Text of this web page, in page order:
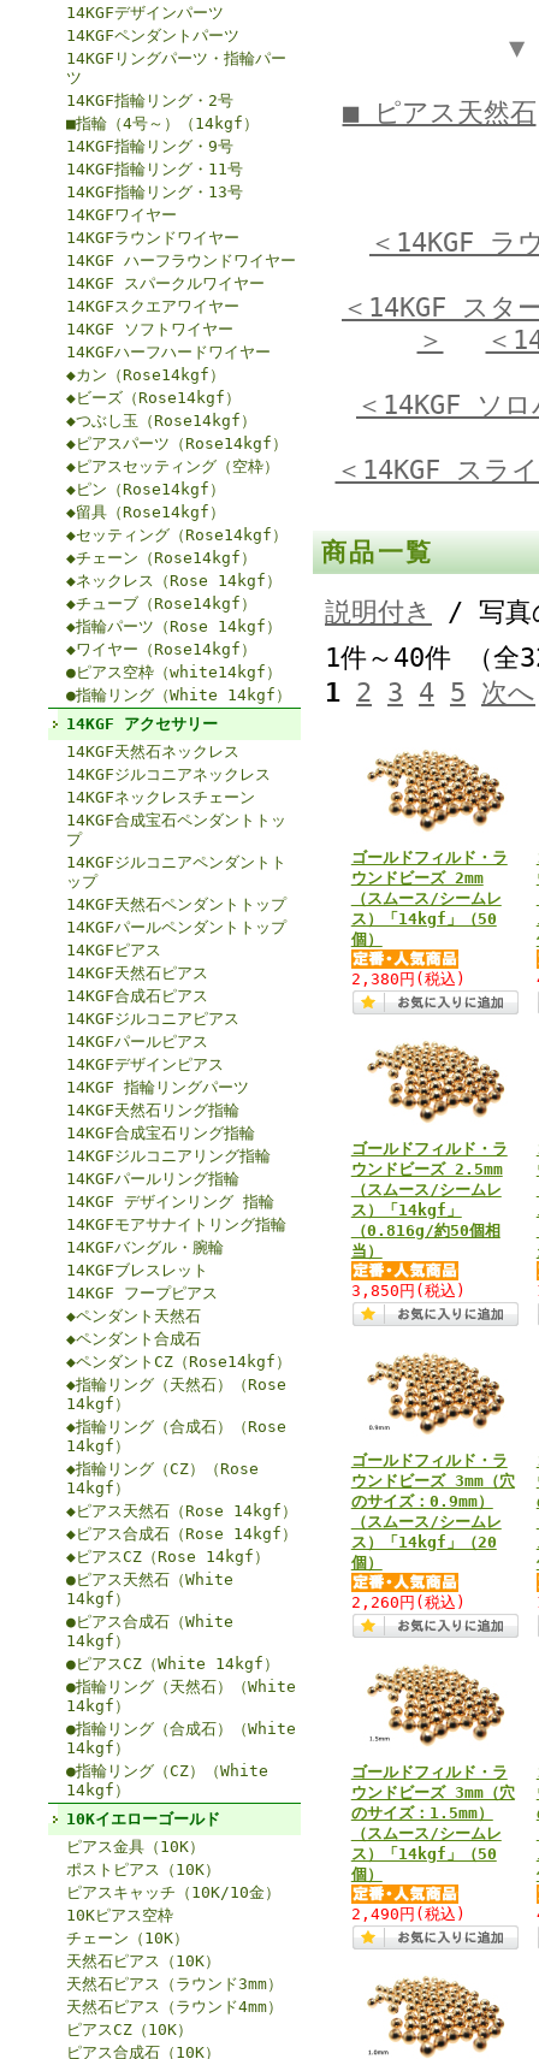
14KGFデザインパーツ
14KGFペンダントパーツ
14KGFリングパーツ・指輪パー
ツ
14KGF指輪リング・2号
■指輪（4号～）（14kgf）
14KGF指輪リング・9号
14KGF指輪リング・11号
14KGF指輪リング・13号
14KGFワイヤー
14KGFラウンドワイヤー
14KGF ハーフラウンドワイヤー
14KGF スパークルワイヤー
14KGFスクエアワイヤー
14KGF ソフトワイヤー
14KGFハーフハードワイヤー
◆カン（Rose14kgf）
◆ビーズ（Rose14kgf）
◆つぶし玉（Rose14kgf）
◆ピアスパーツ（Rose14kgf）
◆ピアスセッティング（空枠）
◆ピン（Rose14kgf）
◆留具（Rose14kgf）
◆セッティング（Rose14kgf）
◆チェーン（Rose14kgf）
◆ネックレス（Rose 14kgf）
◆チューブ（Rose14kgf）
◆指輪パーツ（Rose 14kgf）
◆ワイヤー（Rose14kgf）
●ピアス空枠（white14kgf）
●指輪リング（White 14kgf）
14KGF アクセサリー
14KGF天然石ネックレス
14KGFジルコニアネックレス
14KGFネックレスチェーン
14KGF合成宝石ペンダントトッ
プ
14KGFジルコニアペンダントト
ップ
14KGF天然石ペンダントトップ
14KGFパールペンダントトップ
14KGFピアス
14KGF天然石ピアス
14KGF合成石ピアス
14KGFジルコニアピアス
14KGFパールピアス
14KGFデザインピアス
14KGF 指輪リングパーツ
14KGF天然石リング指輪
14KGF合成宝石リング指輪
14KGFジルコニアリング指輪
14KGFパールリング指輪
14KGF デザインリング 指輪
14KGFモアサナイトリング指輪
14KGFバングル・腕輪
14KGFブレスレット
14KGF フープピアス
◆ペンダント天然石
◆ペンダント合成石
◆ペンダントCZ（Rose14kgf）
◆指輪リング（天然石）（Rose
14kgf）
◆指輪リング（合成石）（Rose
14kgf）
◆指輪リング（CZ）（Rose
14kgf）
◆ピアス天然石（Rose 14kgf）
◆ピアス合成石（Rose 14kgf）
◆ピアスCZ（Rose 14kgf）
●ピアス天然石（White
14kgf）
●ピアス合成石（White
14kgf）
●ピアスCZ（White 14kgf）
●指輪リング（天然石）（White
14kgf）
●指輪リング（合成石）（White
14kgf）
●指輪リング（CZ）（White
14kgf）
10Kイエローゴールド
ピアス金具（10K）
ポストピアス（10K）
ピアスキャッチ（10K/10金）
10Kピアス空枠
チェーン（10K）
天然石ピアス（10K）
天然石ピアス（ラウンド3mm）
天然石ピアス（ラウンド4mm）
ピアスCZ（10K）
ピアス合成石（10K）
▼
■ ピアス天然石
＜14KGF ラ
＜14KGF スタ
＞
＜
＜14KGF ソ
＜14KGF スラ
商品一覧
説明付き
/ 写真
1件～40件 （
1 2 3 4 5 次へ
ゴールドフィルド・ラ
ウンドビーズ 2mm
（スムース/シームレ
ス）「14kgf」（50
個）
2,380円 (税込)
ゴールドフィルド・ラ
ウンドビーズ 2.5mm
（スムース/シームレ
ス）「14kgf」
（0.816g/約50個相
当）
3,850円 (税込)
ゴールドフィルド・ラ
ウンドビーズ 3mm（穴
のサイズ：0.9mm）
（スムース/シームレ
ス）「14kgf」（20
個）
2,260円 (税込)
ゴールドフィルド・ラ
ウンドビーズ 3mm（穴
のサイズ：1.5mm）
（スムース/シームレ
ス）「14kgf」（50
個）
2,490円 (税込)